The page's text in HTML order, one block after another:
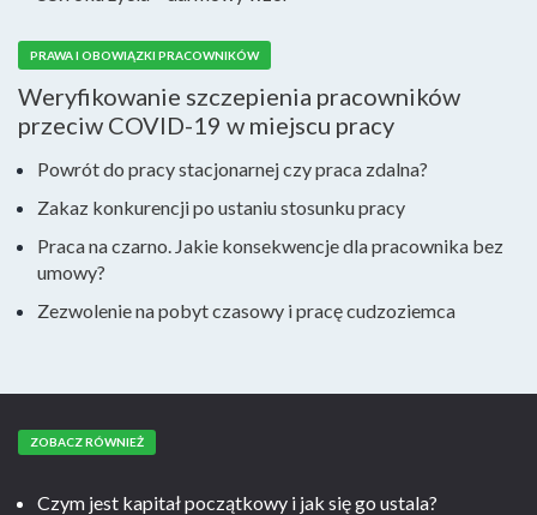
PRAWA I OBOWIĄZKI PRACOWNIKÓW
Weryfikowanie szczepienia pracowników
przeciw COVID-19 w miejscu pracy
Powrót do pracy stacjonarnej czy praca zdalna?
Zakaz konkurencji po ustaniu stosunku pracy
Praca na czarno. Jakie konsekwencje dla pracownika bez
umowy?
Zezwolenie na pobyt czasowy i pracę cudzoziemca
ZOBACZ RÓWNIEŻ
Czym jest kapitał początkowy i jak się go ustala?